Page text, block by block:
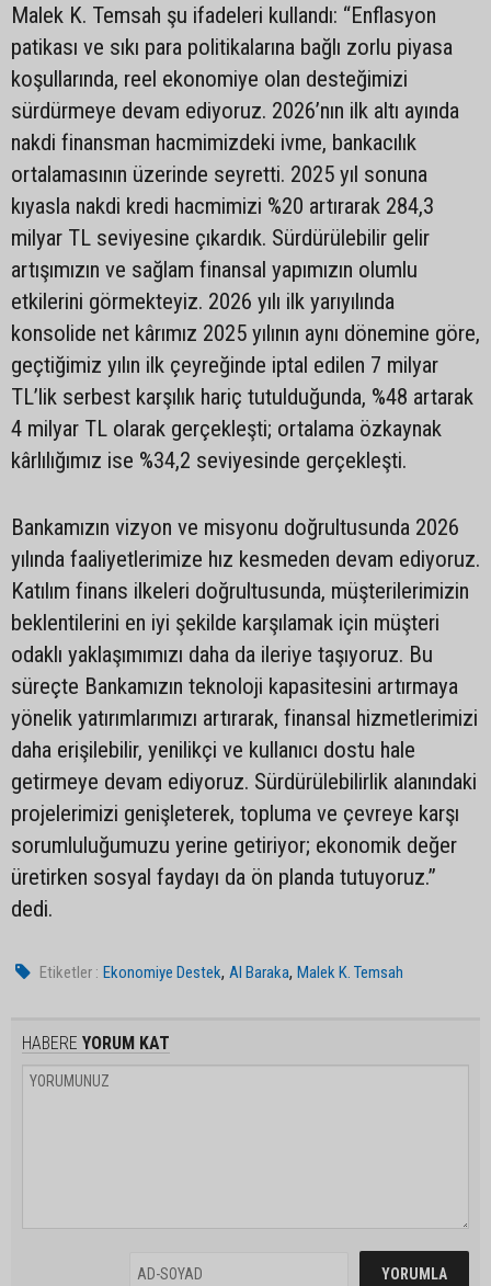
Malek K. Temsah şu ifadeleri kullandı: “Enflasyon
patikası ve sıkı para politikalarına bağlı zorlu piyasa
koşullarında, reel ekonomiye olan desteğimizi
sürdürmeye devam ediyoruz. 2026’nın ilk altı ayında
nakdi finansman hacmimizdeki ivme, bankacılık
ortalamasının üzerinde seyretti. 2025 yıl sonuna
kıyasla nakdi kredi hacmimizi %20 artırarak 284,3
milyar TL seviyesine çıkardık. Sürdürülebilir gelir
artışımızın ve sağlam finansal yapımızın olumlu
etkilerini görmekteyiz. 2026 yılı ilk yarıyılında
konsolide net kârımız 2025 yılının aynı dönemine göre,
geçtiğimiz yılın ilk çeyreğinde iptal edilen 7 milyar
TL’lik serbest karşılık hariç tutulduğunda, %48 artarak
4 milyar TL olarak gerçekleşti; ortalama özkaynak
kârlılığımız ise %34,2 seviyesinde gerçekleşti.
Bankamızın vizyon ve misyonu doğrultusunda 2026
yılında faaliyetlerimize hız kesmeden devam ediyoruz.
Katılım finans ilkeleri doğrultusunda, müşterilerimizin
beklentilerini en iyi şekilde karşılamak için müşteri
odaklı yaklaşımımızı daha da ileriye taşıyoruz. Bu
süreçte Bankamızın teknoloji kapasitesini artırmaya
yönelik yatırımlarımızı artırarak, finansal hizmetlerimizi
daha erişilebilir, yenilikçi ve kullanıcı dostu hale
getirmeye devam ediyoruz. Sürdürülebilirlik alanındaki
projelerimizi genişleterek, topluma ve çevreye karşı
sorumluluğumuzu yerine getiriyor; ekonomik değer
üretirken sosyal faydayı da ön planda tutuyoruz.”
dedi.
Etiketler : Ekonomiye Destek, Al Baraka,Malek K. Temsah
HABERE YORUM KAT